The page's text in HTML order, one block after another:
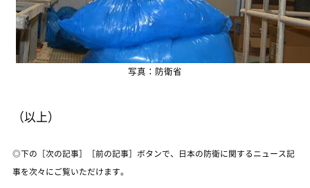
写真：防衛省
（以上）
◎下の［次の記事］［前の記事］ボタンで、日本の防衛に関するニュース記
事を次々にご覧いただけます。